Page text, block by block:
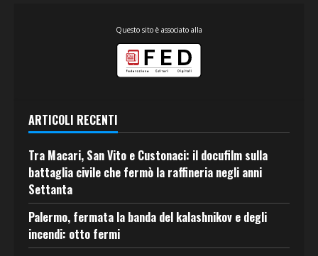
Questo sito è associato alla
ARTICOLI RECENTI
Tra Macari, San Vito e Custonaci: il docufilm sulla
battaglia civile che fermò la raffineria negli anni
Settanta
Palermo, fermata la banda del kalashnikov e degli
incendi: otto fermi